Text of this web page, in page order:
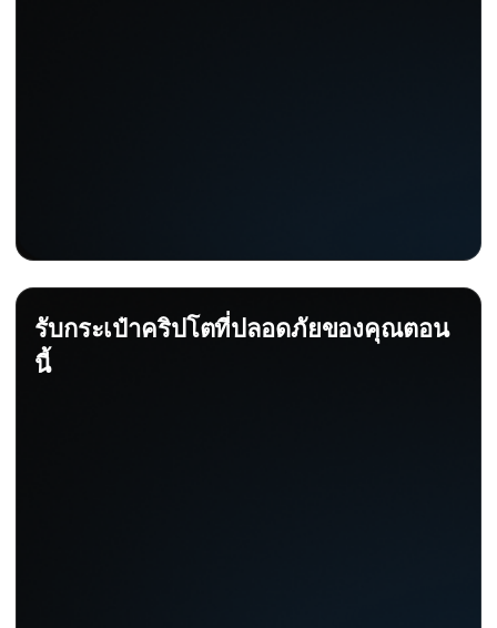
รับกระเป๋าคริปโตที่ปลอดภัยของคุณตอน
นี้